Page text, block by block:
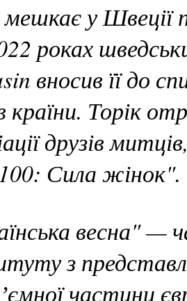
у Швеції
роках
вносив її до
країни. Торік
друзів
Сила жінок".
весна" —
з
частини